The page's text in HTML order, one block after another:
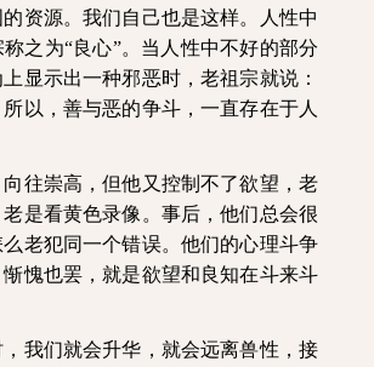
资源。我们自己也是这样。人性中
之为“良心”。当人性中不好的部分
显示出一种邪恶时，老祖宗就说：
以，善与恶的争斗，一直存在于人
往崇高，但他又控制不了欲望，老
是看黄色录像。事后，他们总会很
老犯同一个错误。他们的心理斗争
愧也罢，就是欲望和良知在斗来斗
我们就会升华，就会远离兽性，接